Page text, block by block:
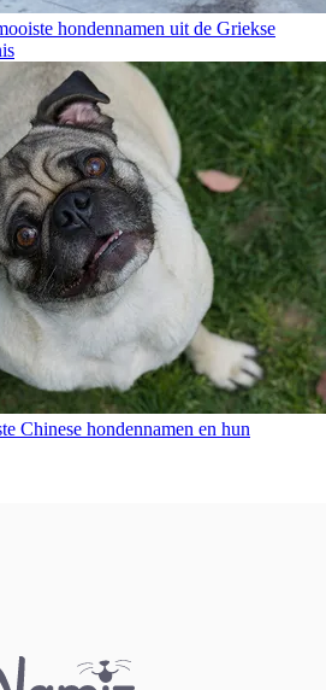
hondennamen uit de Griekse
Chinese hondennamen en hun